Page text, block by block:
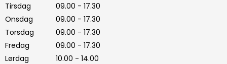
Tirsdag
09.00 - 17.30
Onsdag
09.00 - 17.30
Torsdag
09.00 - 17.30
Fredag
09.00 - 17.30
Lørdag
10.00 - 14.00